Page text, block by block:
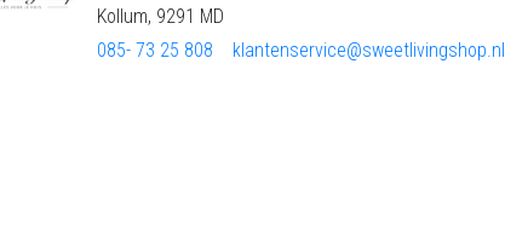
Kollum, 9291 MD
085- 73 25 808
klantenservice@sweetlivingshop.nl